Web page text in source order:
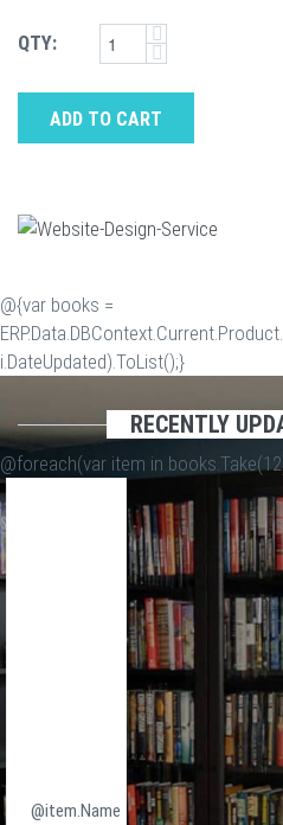
QTY:
ADD TO CART
@{var books =
i.DateUpdated).ToList();}
RECENTLY
@foreach(var item in
@item.Name